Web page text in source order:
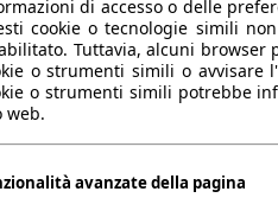
di accesso o delle
cookie o tecnologie simili
Tuttavia, alcuni browser
o strumenti simili o avvisare
o strumenti simili potrebbe
web.
avanzate della pagina